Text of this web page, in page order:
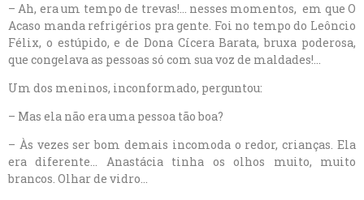
– Ah, era um tempo de trevas!… nesses momentos, em que O
Acaso manda refrigérios pra gente. Foi no tempo do Leôncio
Félix, o estúpido, e de Dona Cícera Barata, bruxa poderosa,
que congelava as pessoas só com sua voz de maldades!…
Um dos meninos, inconformado, perguntou:
– Mas ela não era uma pessoa tão boa?
– Às vezes ser bom demais incomoda o redor, crianças. Ela
era diferente… Anastácia tinha os olhos muito, muito
brancos. Olhar de vidro…